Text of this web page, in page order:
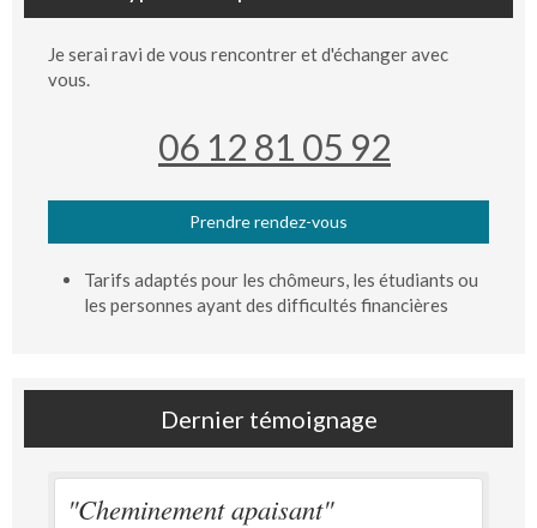
Je serai ravi de vous rencontrer et d'échanger avec
vous.
06 12 81 05 92
Prendre rendez-vous
Tarifs adaptés pour les chômeurs, les étudiants ou
les personnes ayant des difficultés financières
Dernier témoignage
"Cheminement apaisant"